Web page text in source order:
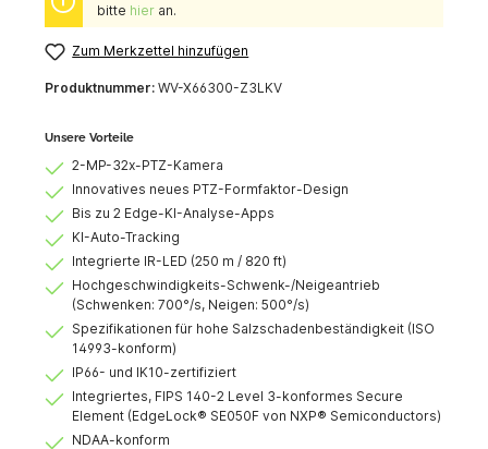
bitte hieran.
Zum Merkzettel hinzufügen
Produktnummer: WV-X66300-Z3LKV
Unsere Vorteile
2-MP-32x-PTZ-Kamera
Innovatives neues PTZ-Formfaktor-Design
Bis zu 2 Edge-KI-Analyse-Apps
KI-Auto-Tracking
Integrierte IR-LED (250 m / 820 ft)
Hochgeschwindigkeits-Schwenk-/Neigeantrieb
(Schwenken: 700°/s, Neigen: 500°/s)
Spezifikationen für hohe Salzschadenbeständigkeit (ISO
14993-konform)
IP66- und IK10-zertifiziert
Integriertes, FIPS 140-2 Level 3-konformes Secure
Element (EdgeLock® SE050F von NXP® Semiconductors)
NDAA-konform